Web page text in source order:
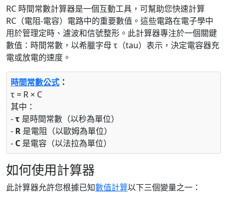
RC 時間常數計算器是一個互動工具，可幫助您快速計算
RC（電阻-電容）電路中的重要數值。這些電路在電子學中
用於管理定時、濾波和信號整形。此計算器專注於一個關鍵
數值：時間常數，以希臘字母 τ（tau）表示，決定電容器充
電或放電的速度。
時間常數公式 ：
τ = R × C
其中：
-τ 是時間常數（以秒為單位）
- R 是電阻（以歐姆為單位）
- C 是電容（以法拉為單位）
如何使用計算器
此計算器允許您根據已知數值計算以下三個變量之一：